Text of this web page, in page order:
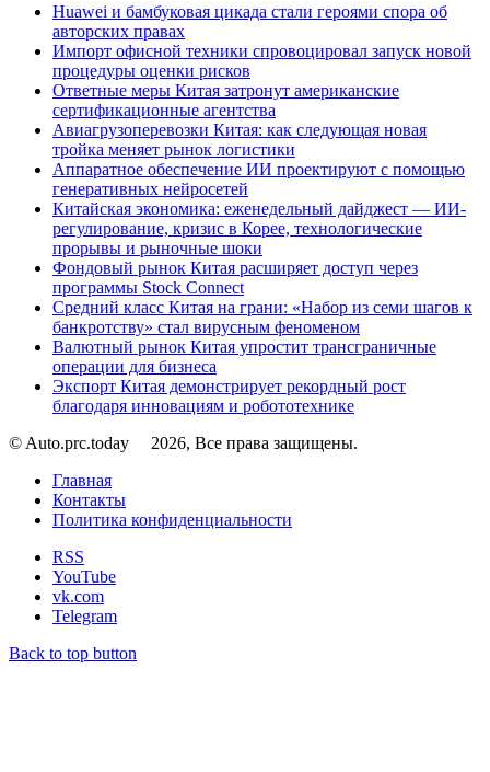
Huawei и бамбуковая цикада стали героями спора об
авторских правах
Импорт офисной техники спровоцировал запуск новой
процедуры оценки рисков
Ответные меры Китая затронут американские
сертификационные агентства
Авиагрузоперевозки Китая: как следующая новая
тройка меняет рынок логистики
Аппаратное обеспечение ИИ проектируют с помощью
генеративных нейросетей
Китайская экономика: еженедельный дайджест — ИИ-
регулирование, кризис в Корее, технологические
прорывы и рыночные шоки
Фондовый рынок Китая расширяет доступ через
программы Stock Connect
Средний класс Китая на грани: «Набор из семи шагов к
банкротству» стал вирусным феноменом
Валютный рынок Китая упростит трансграничные
операции для бизнеса
Экспорт Китая демонстрирует рекордный рост
благодаря инновациям и робототехнике
© Auto.prc.today
2026, Все права защищены.
Главная
Контакты
Политика конфиденциальности
RSS
YouTube
vk.com
Telegram
Back to top button